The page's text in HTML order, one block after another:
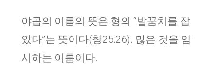
야곱의 이름의 뜻은 형의 “발꿈치를 잡
았다”는 뜻이다(창25:26). 많은 것을 암
시하는 이름이다.